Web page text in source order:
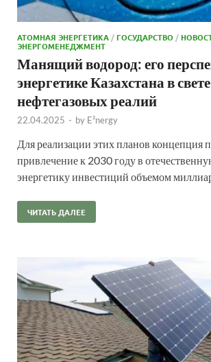
АТОМНАЯ ЭНЕРГЕТИКА /ГОСУДАРСТВО /
ЭНЕРГОМЕНЕДЖМЕНТ
Манящий водород: его
энергетике Казахстана в свете
нефтегазовых реалий
22.04.2025 - by E²nergy
Для реализации этих планов концепция
привлечение к 2030 году в
энергетику инвестиций объемом
ЧИТАТЬ ДАЛЕЕ